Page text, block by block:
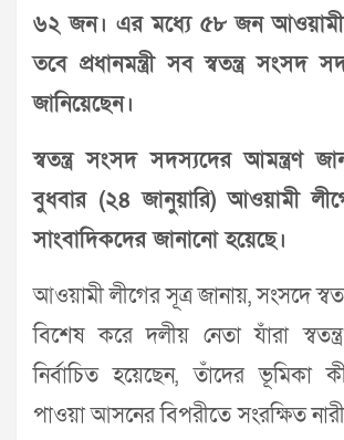
৬২ জন। এর মধ্যে ৫৮ জন আওয়ামী
তবে প্রধানমন্ত্রী সব স্বতন্ত্র সংসদ
জানিয়েছেন।
স্বতন্ত্র সংসদ সদস্যদের আমন্ত্রণ
বুধবার (২৪ জানুয়ারি) আওয়ামী
সাংবাদিকদের জানানো হয়েছে।
আওয়ামী লীগের সূত্র জানায়, সংসদে
বিশেষ করে দলীয় নেতা যাঁরা
নির্বাচিত হয়েছেন, তাঁদের ভূমিকা
পাওয়া আসনের বিপরীতে সংরক্ষিত